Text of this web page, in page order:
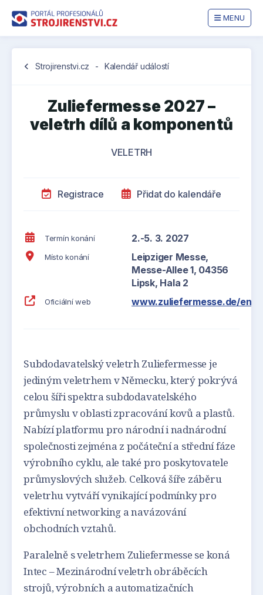
MENU
chevron_left Strojirenstvi.cz - Kalendář událostí
Zuliefermesse 2027 –
veletrh dílů a komponentů
VELETRH
Registrace Přidat do kalendáře
Termín konání 2.-5. 3. 2027
Místo konání
Leipziger Messe,
Messe-Allee 1, 04356
Lipsk, Hala 2
Oficiální web www.zuliefermesse.de/en/
Subdodavatelský veletrh Zuliefermesse je
jediným veletrhem v Německu, který pokrývá
celou šíři spektra subdodavatelského
průmyslu v oblasti zpracování kovů a plastů.
Nabízí platformu pro národní i nadnárodní
společnosti zejména z počáteční a střední fáze
výrobního cyklu, ale také pro poskytovatele
průmyslových služeb. Celková šíře záběru
veletrhu vytváří vynikající podmínky pro
efektivní networking a navázování
obchodních vztahů.
Paralelně s veletrhem Zuliefermesse se koná
Intec – Mezinárodní veletrh obráběcích
strojů, výrobních a automatizačních